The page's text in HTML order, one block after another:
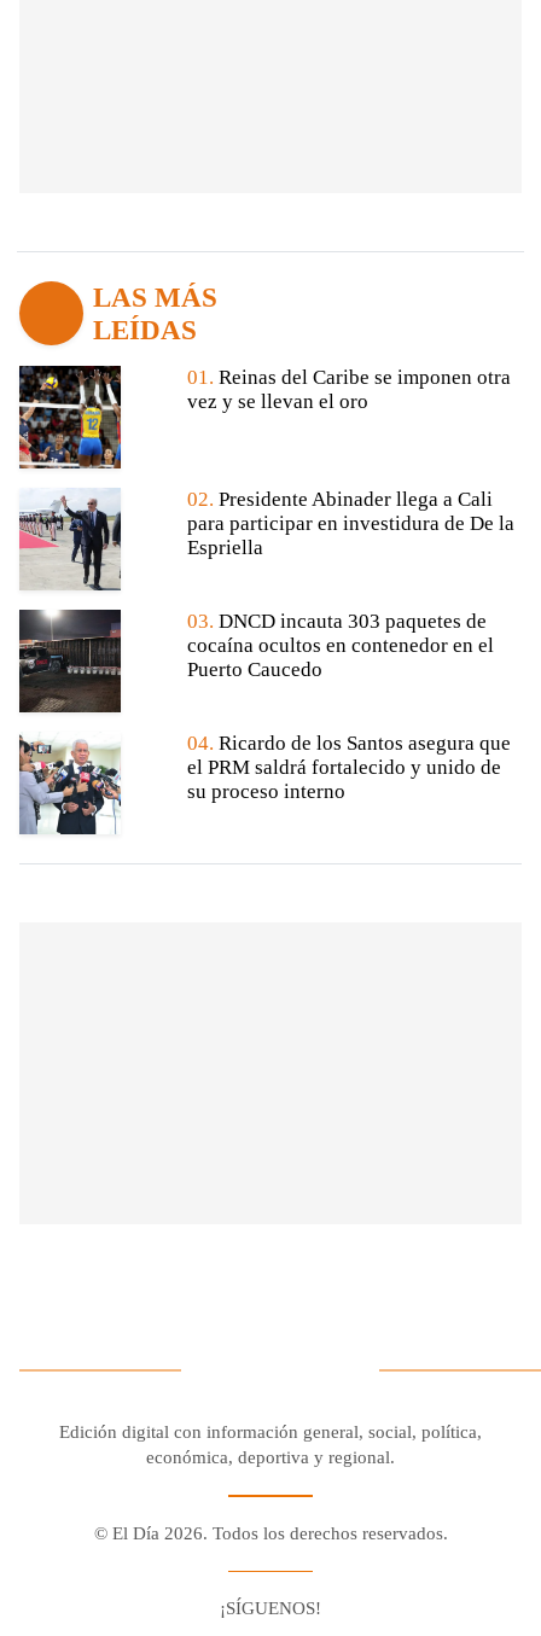
LAS MÁS
LEÍDAS
01. Reinas del Caribe se imponen otra
vez y se llevan el oro
02. Presidente Abinader llega a Cali
para participar en investidura de De la
Espriella
03. DNCD incauta 303 paquetes de
cocaína ocultos en contenedor en el
Puerto Caucedo
04. Ricardo de los Santos asegura que
el PRM saldrá fortalecido y unido de
su proceso interno
Edición digital con información general, social, política,
económica, deportiva y regional.
© El Día 2026. Todos los derechos reservados.
¡SÍGUENOS!